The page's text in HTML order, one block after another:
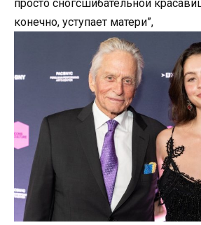
просто сногсшибательной
конечно, уступает матери”,